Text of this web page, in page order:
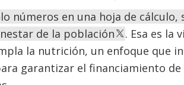
números en una hoja de
de la población
. Esa es la
la nutrición, un enfoque que
garantizar el financiamiento